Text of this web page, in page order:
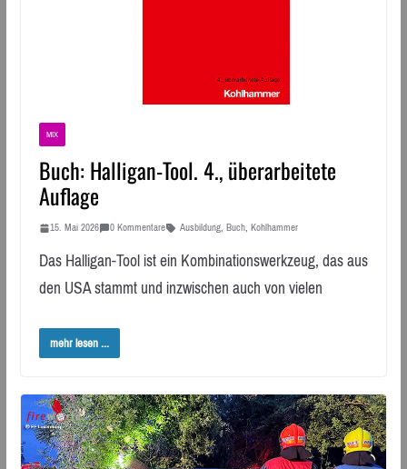
MIX
Buch: Halligan-Tool. 4., überarbeitete
Auflage
15. Mai 2026 0 Kommentare Ausbildung, Buch, Kohlhammer
Das Halligan-Tool ist ein Kombinationswerkzeug, das aus
den USA stammt und inzwischen auch von vielen
mehr lesen ...